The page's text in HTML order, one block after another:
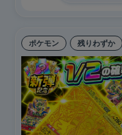
ポケモン 残りわずか